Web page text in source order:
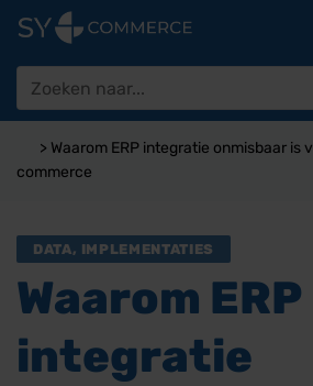
naar
inhoud
> Waarom ERP integratie onmisbaar is
commerce
DATA, IMPLEMENTATIES
Waarom ERP
integratie